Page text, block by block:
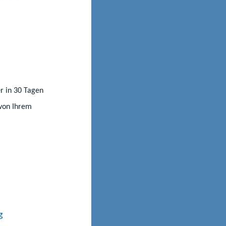
in 30 Tagen
Ihrem
або
який